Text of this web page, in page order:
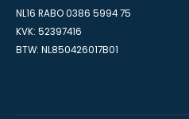
NL16 RABO 0386 5994 75
KVK: 52397416
BTW: NL850426017B01